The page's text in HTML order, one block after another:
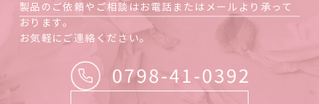
製品のご依頼やご相談はお電話またはメールより承って
おります。
お気軽にご連絡ください。